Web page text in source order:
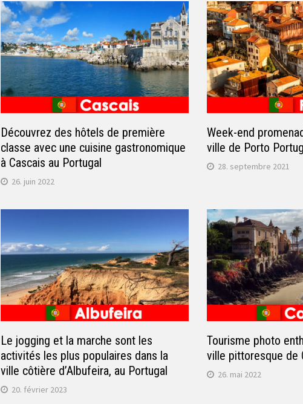
Découvrez des hôtels de première
classe avec une cuisine gastronomique
à Cascais au Portugal
26. juin 2022
Week-end
ville de Porto
28. septembre 2021
Le jogging et la marche sont les
activités les plus populaires dans la
ville côtière d’Albufeira, au Portugal
20. février 2023
Tourisme photo
ville pittoresque de
26. mai 2022